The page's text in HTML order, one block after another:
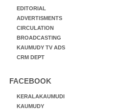
EDITORIAL
ADVERTISMENTS
CIRCULATION
BROADCASTING
KAUMUDY TV ADS
CRM DEPT
FACEBOOK
KERALAKAUMUDI
KAUMUDY